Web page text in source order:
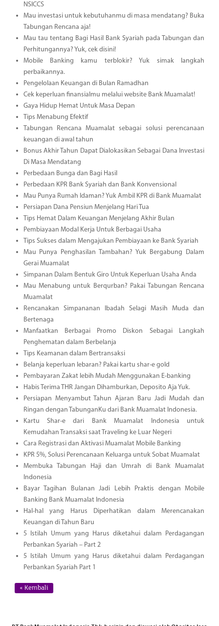
NSICCS
Mau investasi untuk kebutuhanmu di masa mendatang? Buka
Tabungan Rencana aja!
Mau tau tentang Bagi Hasil Bank Syariah pada Tabungan dan
Perhitungannya? Yuk, cek disini!
Mobile Banking kamu terblokir? Yuk simak langkah
perbaikannya.
Pengelolaan Keuangan di Bulan Ramadhan
Cek keperluan finansialmu melalui website Bank Muamalat!
Gaya Hidup Hemat Untuk Masa Depan
Tips Menabung Efektif
Tabungan Rencana Muamalat sebagai solusi perencanaan
keuangan di awal tahun
Bonus Akhir Tahun Dapat Dialokasikan Sebagai Dana Investasi
Di Masa Mendatang
Perbedaan Bunga dan Bagi Hasil
Perbedaan KPR Bank Syariah dan Bank Konvensional
Mau Punya Rumah Idaman? Yuk Ambil KPR di Bank Muamalat
Persiapan Dana Pensiun Menjelang Hari Tua
Tips Hemat Dalam Keuangan Menjelang Akhir Bulan
Pembiayaan Modal Kerja Untuk Berbagai Usaha
Tips Sukses dalam Mengajukan Pembiayaan ke Bank Syariah
Mau Punya Penghasilan Tambahan? Yuk Bergabung Dalam
Gerai Muamalat
Simpanan Dalam Bentuk Giro Untuk Keperluan Usaha Anda
Mau Menabung untuk Berqurban? Pakai Tabungan Rencana
Muamalat
Rencanakan Simpananan Ibadah Selagi Masih Muda dan
Bertenaga
Manfaatkan Berbagai Promo Diskon Sebagai Langkah
Penghematan dalam Berbelanja
Tips Keamanan dalam Bertransaksi
Belanja keperluan lebaran? Pakai kartu shar-e gold
Pembayaran Zakat lebih Mudah Menggunakan E-banking
Habis Terima THR Jangan Dihamburkan, Deposito Aja Yuk.
Persiapan Menyambut Tahun Ajaran Baru Jadi Mudah dan
Ringan dengan TabunganKu dari Bank Muamalat Indonesia.
Kartu Shar-e dari Bank Muamalat Indonesia untuk
Kemudahan Transaksi saat Traveling ke Luar Negeri
Cara Registrasi dan Aktivasi Muamalat Mobile Banking
KPR 5%, Solusi Perencanaan Keluarga untuk Sobat Muamalat
Membuka Tabungan Haji dan Umrah di Bank Muamalat
Indonesia
Bayar Tagihan Bulanan Jadi Lebih Praktis dengan Mobile
Banking Bank Muamalat Indonesia
Hal-hal yang Harus Diperhatikan dalam Merencanakan
Keuangan di Tahun Baru
5 Istilah Umum yang Harus diketahui dalam Perdagangan
Perbankan Syariah – Part 2
5 Istilah Umum yang Harus diketahui dalam Perdagangan
Perbankan Syariah Part 1
« Kembali